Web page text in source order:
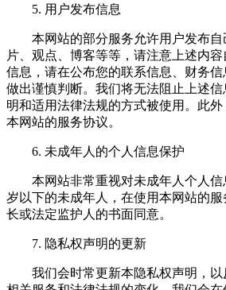
5. 用户发布信息
本网站的部分服务允许用户发布自
片、观点、博客等等，请注意上述内
信息，请在公布您的联系信息、财务
做出谨慎判断。我们将无法阻止上述
明和适用法律法规的方式被使用。此
本网站的服务协议。
6. 未成年人的个人信息保护
本网站非常重视对未成年人个人信
岁以下的未成年人，在使用本网站的
长或法定监护人的书面同意。
7. 隐私权声明的更新
我们会时常更新本隐私权声明，以